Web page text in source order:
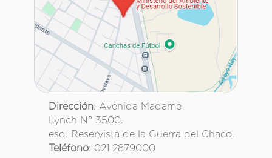
Dirección: Avenida Madame
Lynch N° 3500.
esq. Reservista de la Guerra del Chaco.
Teléfono: 021 2879000